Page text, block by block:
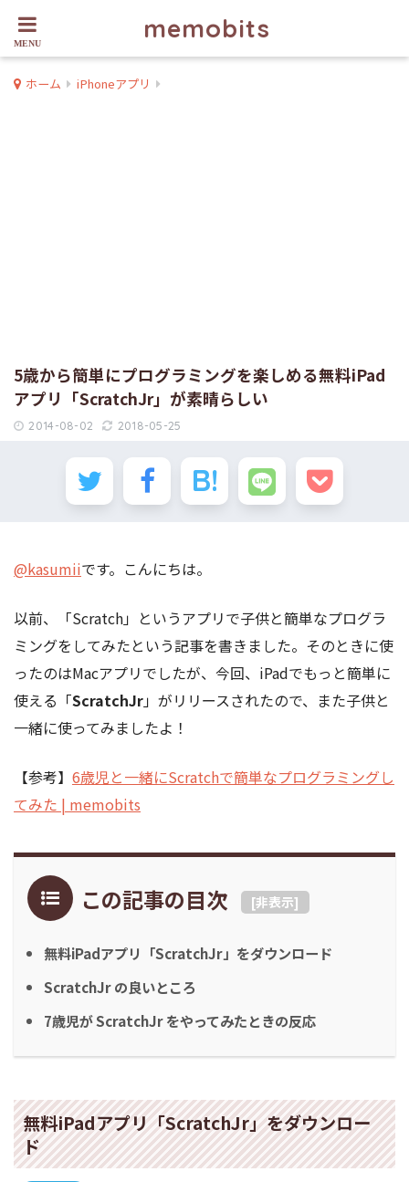
memobits
ホーム iPhoneアプリ
5歳から簡単にプログラミングを楽しめる無料iPad
アプリ「ScratchJr」が素晴らしい
2014-08-02 2018-05-25
@kasumiiです。こんにちは。
以前、「Scratch」というアプリで子供と簡単なプログラ
ミングをしてみたという記事を書きました。そのときに使
ったのはMacアプリでしたが、今回、iPadでもっと簡単に
使える「ScratchJr」がリリースされたので、また子供と
一緒に使ってみましたよ！
【参考】 6歳児と一緒にScratchで簡単なプログラミングし
てみた | memobits
この記事の目次 [非表示]
無料iPadアプリ「ScratchJr」をダウンロード
ScratchJr の良いところ
7歳児が ScratchJr をやってみたときの反応
無料iPadアプリ「ScratchJr」をダウンロー
ド